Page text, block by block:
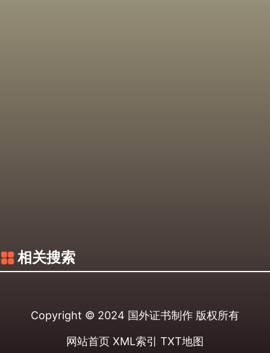
相关搜索
Copyright © 2024 国外证书制作 版权所有
网站首页 XML索引 TXT地图